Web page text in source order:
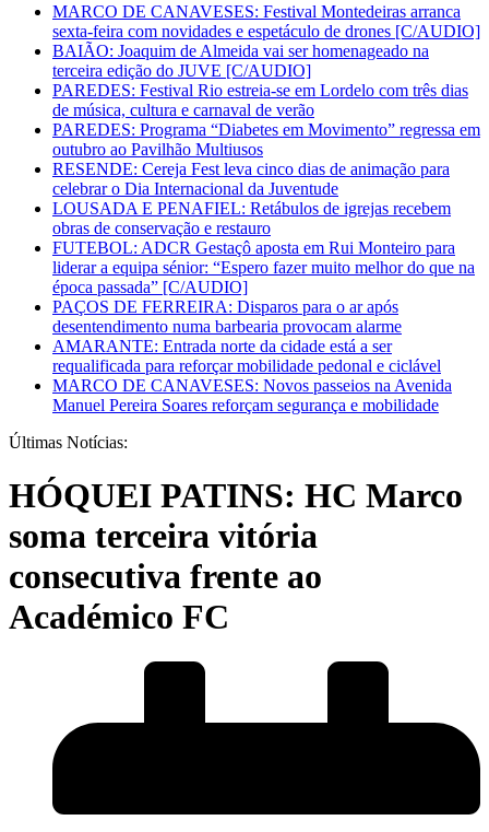
MARCO DE CANAVESES: Festival Montedeiras arranca
sexta-feira com novidades e espetáculo de drones [C/AUDIO]
BAIÃO: Joaquim de Almeida vai ser homenageado na
terceira edição do JUVE [C/AUDIO]
PAREDES: Festival Rio estreia-se em Lordelo com três dias
de música, cultura e carnaval de verão
PAREDES: Programa “Diabetes em Movimento” regressa em
outubro ao Pavilhão Multiusos
RESENDE: Cereja Fest leva cinco dias de animação para
celebrar o Dia Internacional da Juventude
LOUSADA E PENAFIEL: Retábulos de igrejas recebem
obras de conservação e restauro
FUTEBOL: ADCR Gestaçô aposta em Rui Monteiro para
liderar a equipa sénior: “Espero fazer muito melhor do que na
época passada” [C/AUDIO]
PAÇOS DE FERREIRA: Disparos para o ar após
desentendimento numa barbearia provocam alarme
AMARANTE: Entrada norte da cidade está a ser
requalificada para reforçar mobilidade pedonal e ciclável
MARCO DE CANAVESES: Novos passeios na Avenida
Manuel Pereira Soares reforçam segurança e mobilidade
Últimas Notícias:
HÓQUEI PATINS: HC Marco
soma terceira vitória
consecutiva frente ao
Académico FC